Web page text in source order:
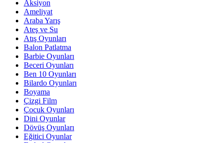
Aksiyon
Ameliyat
Araba Yarış
Ateş ve Su
Atış Oyunları
Balon Patlatma
Barbie Oyunları
Beceri Oyunları
Ben 10 Oyunları
Bilardo Oyunları
Boyama
Çizgi Film
Çocuk Oyunları
Dini Oyunlar
Dövüş Oyunları
Eğitici Oyunlar